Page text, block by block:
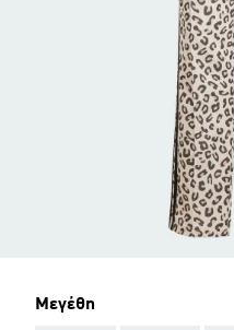
Μεγέθη